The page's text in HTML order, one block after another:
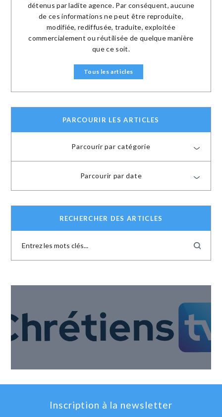
détenus par ladite agence. Par conséquent, aucune
de ces informations ne peut être reproduite,
modifiée, rediffusée, traduite, exploitée
commercialement ou réutilisée de quelque manière
que ce soit.
Tous les articles
PARCOURIR LES ARTICLES
Parcourir par catégorie
Parcourir par date
RECHERCHER DES ARTICLES
Inscription à la newsletter